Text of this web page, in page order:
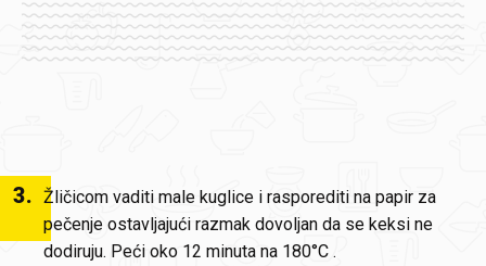
3. Žličicom vaditi male kuglice i rasporediti na papir za
pečenje ostavljajući razmak dovoljan da se keksi ne
dodiruju. Peći oko 12 minuta na 180°C .